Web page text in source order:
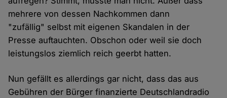
mehrere von dessen Nachkommen dann
"zufällig" selbst mit eigenen Skandalen in der
Presse auftauchten. Obschon oder weil sie doch
leistungslos ziemlich reich geerbt hatten.
Nun gefällt es allerdings gar nicht, dass das aus
Gebühren der Bürger finanzierte Deutschlandradio